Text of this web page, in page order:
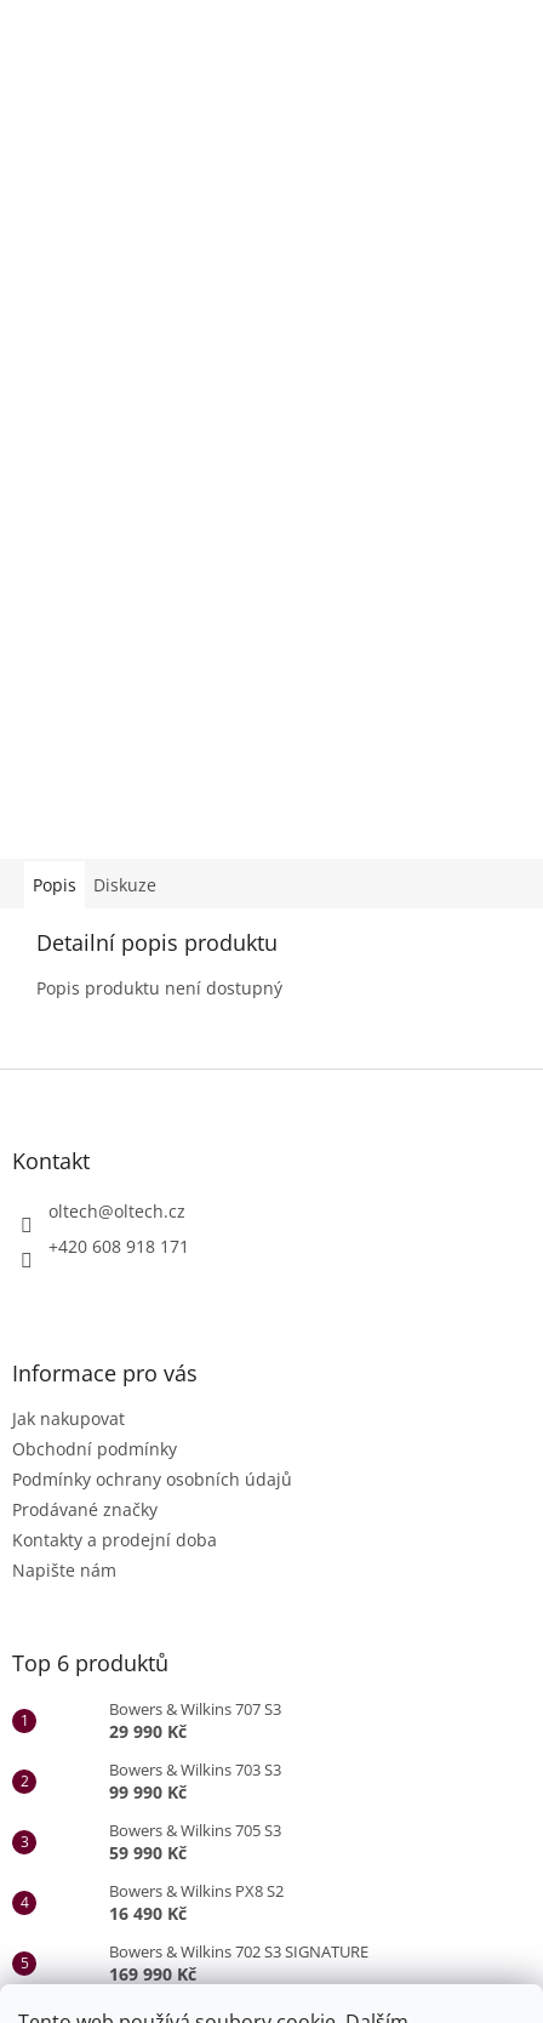
Popis Diskuze
Detailní popis produktu
Popis produktu není dostupný
Z
Kontakt
oltech@oltech.cz
+420 608 918 171
Informace pro vás
Jak nakupovat
Obchodní podmínky
Podmínky ochrany osobních údajů
Prodávané značky
Kontakty a prodejní doba
Napište nám
Top 6 produktů
Bowers & Wilkins 707 S3
29 990 Kč
Bowers & Wilkins 703 S3
99 990 Kč
Bowers & Wilkins 705 S3
59 990 Kč
Bowers & Wilkins PX8 S2
16 490 Kč
Bowers & Wilkins 702 S3 SIGNATURE
169 990 Kč
Bowers & Wilkins 705 S3 SIGNATURE